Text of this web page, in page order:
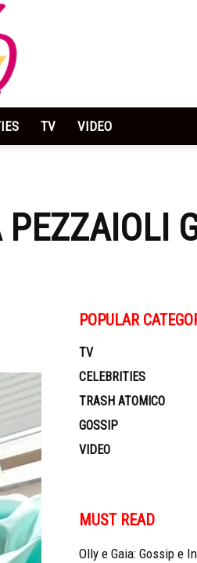
TV VIDEO
POPULAR
TV
CELEBRITIES
TRASH ATOMICO
GOSSIP
VIDEO
MUST READ
Olly e Gaia: Gossip e